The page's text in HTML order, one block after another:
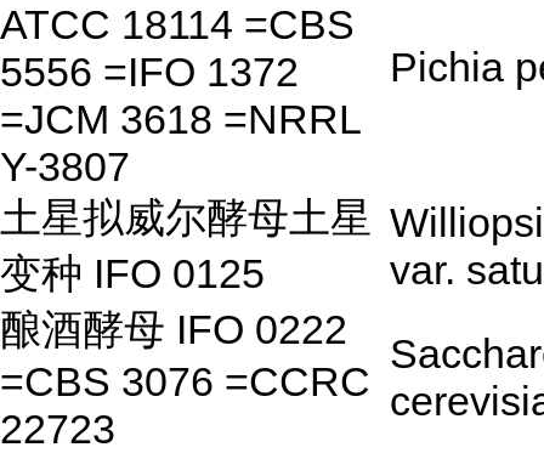
ATCC 18114 =CBS
5556 =IFO 1372
=JCM 3618 =NRRL
Y-3807
Pichia
土星拟威尔酵母土星
变种 IFO 0125
var.
酿酒酵母 IFO 0222
=CBS 3076 =CCRC
22723